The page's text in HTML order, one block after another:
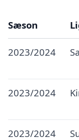
Sæson
2023/2024
2023/2024
2023/2024